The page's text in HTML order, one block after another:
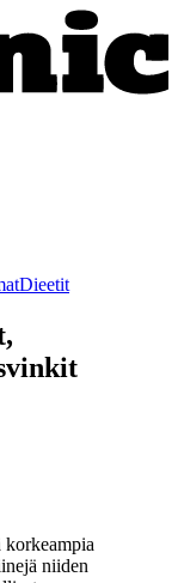
Dieetit
korkeampia
niiden